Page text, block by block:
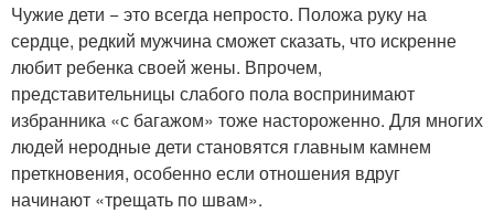
Чужие дети − это всегда непросто. Положа руку на
сердце, редкий мужчина сможет сказать, что искренне
любит ребенка своей жены. Впрочем,
представительницы слабого пола воспринимают
избранника «с багажом» тоже настороженно. Для многих
людей неродные дети становятся главным камнем
преткновения, особенно если отношения вдруг
начинают «трещать по швам».